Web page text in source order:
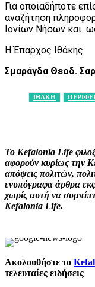
Για οποιαδήποτε
αναζήτηση
Ιονίων Νήσων και
Η Έπαρχος Ιθάκης
Σμαράγδα Θεοδ.
ΙΘΑΚΗ
Το Kefalonia Life
αφορούν κυρίως την
απόψεις πολιτών,
ενυπόγραφα άρθρα
χωρίς αυτή να
Kefalonia Life.
Ακολουθήστε το
τελευταίες ειδήσεις